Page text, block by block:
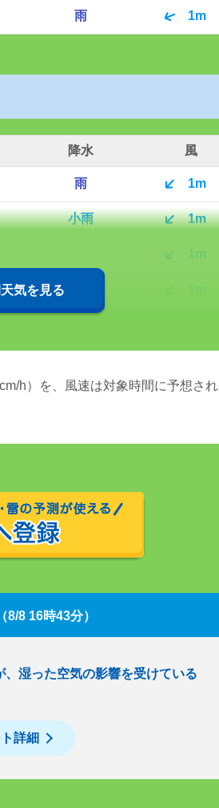
雨 1m
降水 風
雨 1m
小雨 1m
1m
気を見る
h）を、風速は対象時間に予想され
（8/8 16時43分）
湿った空気の影響を受けている
詳細